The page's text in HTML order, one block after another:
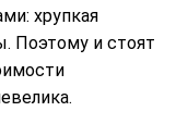
хрупкая
Поэтому и стоят